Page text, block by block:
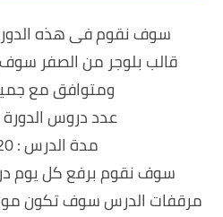
سوف نقوم فى هذه
قالب بلوجر من الصفر
ومتوافق مع
عدد دروس الدورة : 10
مدة الدرس : 20 دقايق
سوف نقوم برفع كل يوم
مرقفات الدرس سوف تكون